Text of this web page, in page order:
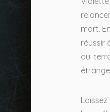
mort.
réussir
qui